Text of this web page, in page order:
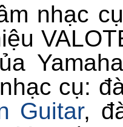
cụ
cụ:
Guitar,